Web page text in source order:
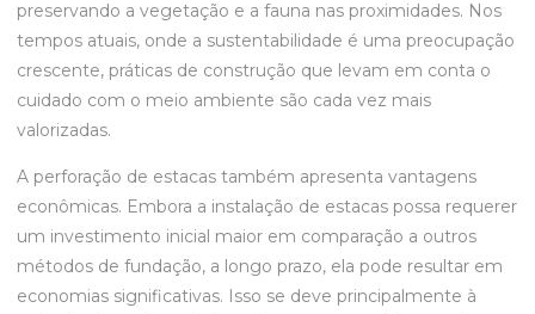
preservando a vegetação e a fauna nas proximidades. Nos
tempos atuais, onde a sustentabilidade é uma preocupação
crescente, práticas de construção que levam em conta o
cuidado com o meio ambiente são cada vez mais
valorizadas.
A perforação de estacas também apresenta vantagens
econômicas. Embora a instalação de estacas possa requerer
um investimento inicial maior em comparação a outros
métodos de fundação, a longo prazo, ela pode resultar em
economias significativas. Isso se deve principalmente à